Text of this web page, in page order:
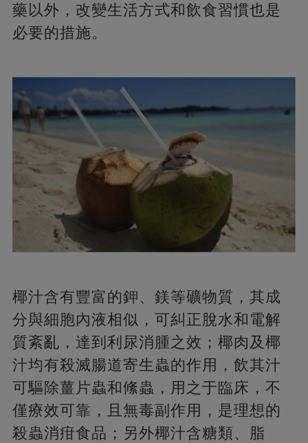
藥以外，改變生活方式和飲食習慣也是
必要的措施。
椰汁含有豐富的鉀、鎂等礦物質，其成
分與細胞內液相似，可糾正脫水和電解
質紊亂，達到利尿消腫之效；椰肉及椰
汁均有殺滅腸道寄生蟲的作用，飲其汁
可驅除薑片蟲和絛蟲，用之于臨床，不
僅療效可靠，且無毒副作用，是理想的
殺蟲消疳食品；另外椰汁含糖類、脂